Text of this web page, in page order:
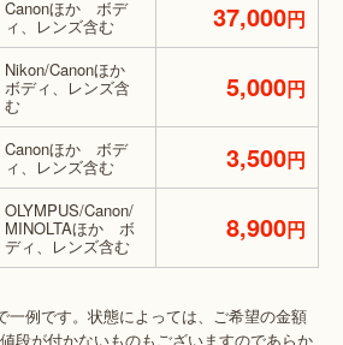
Canonほか ボデ
ィ、レンズ含む 37,000円
Nikon/Canonほか
ボディ、レンズ含
む
5,000円
Canonほか ボデ
ィ、レンズ含む 3,500円
OLYMPUS/Canon/
MINOLTAほか ボ
ディ、レンズ含む
8,900円
一例です。状態によっては、ご希望の金額
段が付かないものもございますのであらか